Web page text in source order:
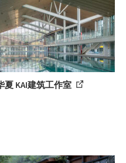
夏 KAI建筑工作室